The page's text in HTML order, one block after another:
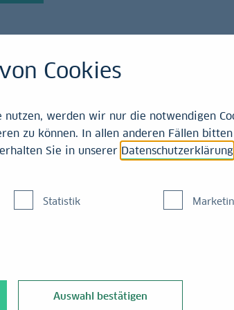
im
im 1. Quartal
Cookies
nutzen, werden wir nur die notwendigen
zu können. In allen anderen Fällen
Sie in unserer Datenschutzerklärung
Statistik
Auswahl bestätigen